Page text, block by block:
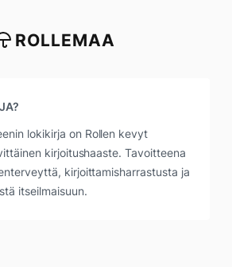
ROLLEMAA
lokikirja on Rollen kevyt
kirjoitushaaste. Tavoitteena
kirjoittamisharrastusta ja
itseilmaisuun.